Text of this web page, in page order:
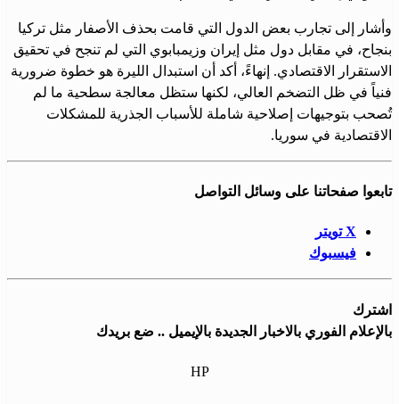
وأشار إلى تجارب بعض الدول التي قامت بحذف الأصفار مثل تركيا
بنجاح، في مقابل دول مثل إيران وزيمبابوي التي لم تنجح في تحقيق
الاستقرار الاقتصادي. إنهاءً، أكد أن استبدال الليرة هو خطوة ضرورية
فنياً في ظل التضخم العالي، لكنها ستظل معالجة سطحية ما لم
تُصحب بتوجيهات إصلاحية شاملة للأسباب الجذرية للمشكلات
الاقتصادية في سوريا.
تابعوا صفحاتنا على وسائل التواصل
X تويتر
فيسبوك
اشترك
بالإعلام الفوري بالاخبار الجديدة بالإيميل .. ضع بريدك
HP